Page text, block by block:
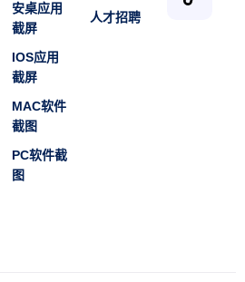
安桌应用
截屏
IOS应用
截屏
MAC软件
截图
PC软件截
图
人才招聘